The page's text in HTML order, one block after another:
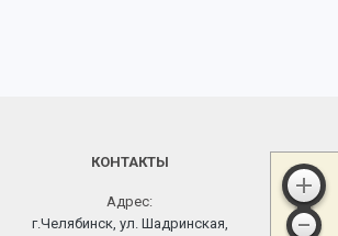
КОНТАКТЫ
Адрес:
г.Челябинск, ул. Шадринская,